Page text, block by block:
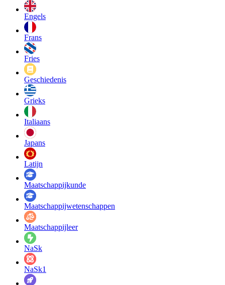
Engels
Frans
Fries
Geschiedenis
Grieks
Italiaans
Japans
Latijn
Maatschappij­kunde
Maatschappij­wetenschappen
Maatschappijleer
NaSk
NaSk1